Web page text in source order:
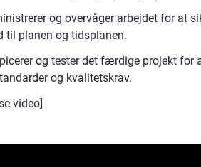
og overvåger arbejdet for at
til planen og tidsplanen.
og tester det færdige projekt for
og kvalitetskrav.
video]